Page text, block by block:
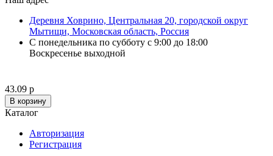
Деревня Ховрино, Центральная 20, городской округ
Мытищи, Московская область, Россия
С понедельника по субботу с 9:00 до 18:00
Воскресенье выходной
43.09 р
В корзину
Каталог
Авторизация
Регистрация